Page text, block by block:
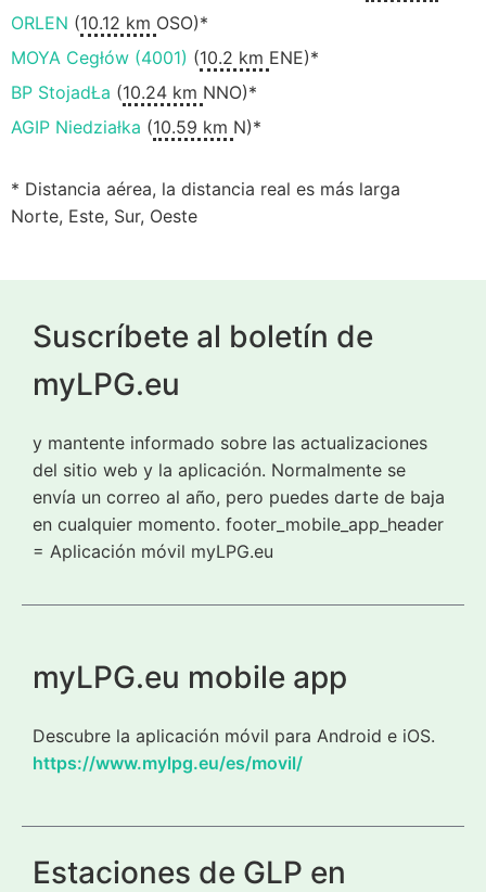
ORLEN (10.12 km OSO)*
MOYA Cegłów (4001) (10.2 km ENE)*
BP StojadŁa (10.24 km NNO)*
AGIP Niedziałka (10.59 km N)*
* Distancia aérea, la distancia real es más larga
Norte, Este, Sur, Oeste
Suscríbete al boletín de
myLPG.eu
y mantente informado sobre las actualizaciones
del sitio web y la aplicación. Normalmente se
envía un correo al año, pero puedes darte de baja
en cualquier momento. footer_mobile_app_header
= Aplicación móvil myLPG.eu
myLPG.eu mobile app
Descubre la aplicación móvil para Android e iOS.
https://www.mylpg.eu/es/movil/
Estaciones de GLP en